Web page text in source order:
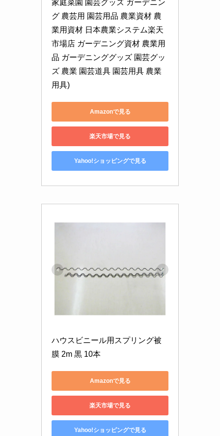
家庭菜園 園芸グッズ ガーデニン
グ 農芸用 園芸用品 農業資材 農
業用資材 日本農業システム楽天
市場店 ガーデニング資材 農業用
品 ガーデニンググッズ 園芸グッ
ズ 農業 園芸道具 園芸用具 農業
用具)
Amazonで見る
楽天市場で見る
Yahoo!ショッピングで見る
ハウスビニール用スプリング被
膜 2m 黒 10本
Amazonで見る
楽天市場で見る
Yahoo!ショッピングで見る